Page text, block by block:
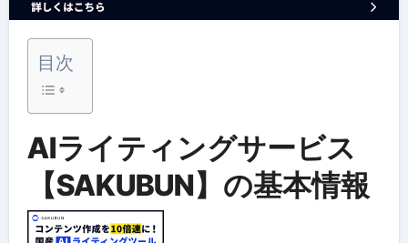
目次
AIライティングサービス
【SAKUBUN】の基本情報